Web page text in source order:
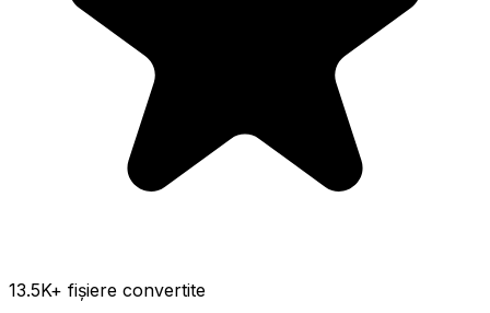
13.5K+ fișiere convertite